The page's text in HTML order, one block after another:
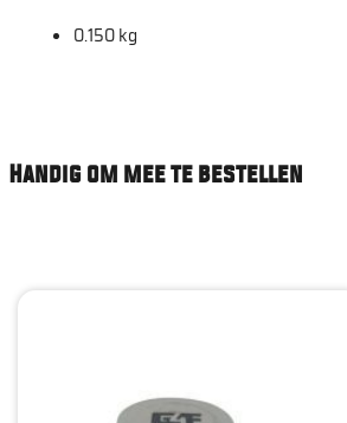
0.150 kg
Handig om mee te bestellen